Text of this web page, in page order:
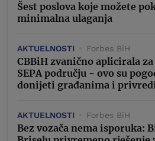
Šest poslova koje možete
minimalna ulaganja
AKTUELNOSTI Forbes BiH
CBBiH zvanično aplicirala
SEPA području - ovo su
donijeti građanima i
AKTUELNOSTI Forbes BiH
Bez vozača nema isporuka: